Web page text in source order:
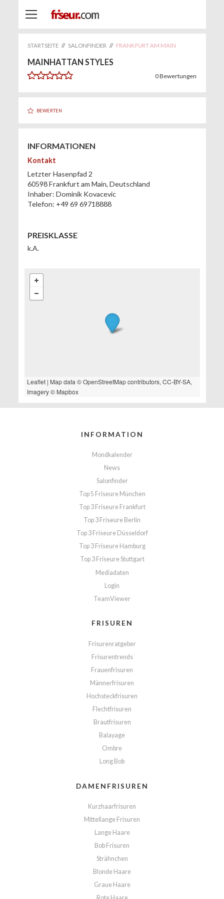
STARTSEITE // SALONFINDER // FRANKFURT AM MAIN
MAINHATTAN STYLES
0Bewertungen
BEWERTEN
INFORMATIONEN
Kontakt
Letzter Hasenpfad 2
60598Frankfurt am Main, Deutschland
Inhaber: Dominik Kovacevic
Telefon: +49 69 69718888
PREISKLASSE
k.A.
Leaflet| Map data ©OpenStreetMapcontributors, CC-BY-SA,
Imagery © Mapbox
INFORMATION
Mondkalender
News
Salonfinder
Top 5 Friseure München
Top 3 Friseure Frankfurt
Top 3 Friseure Berlin
Top 3 Friseure Düsseldorf
Top 3 Friseure Hamburg
Top 3 Friseure Stuttgart
Mediadaten
Login
TeamViewer
FRISUREN
Frisurenratgeber
Frisurentrends
Frauenfrisuren
Männerfrisuren
Hochsteckfrisuren
Flechtfrisuren
Brautfrisuren
Balayage
Ombre
Long Bob
DAMENFRISUREN
Kurzhaarfrisuren
Mittellange Frisuren
Lange Haare
Bob Frisuren
Strähnchen
Blonde Haare
Graue Haare